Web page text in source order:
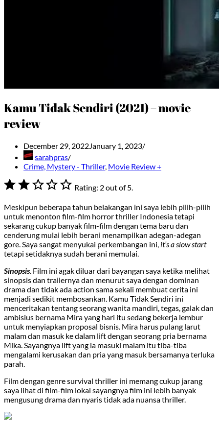
Kamu Tidak Sendiri (2021) – movie
review
December 29, 2022January 1, 2023
sarahpras
Crime, Mystery - Thriller, Movie Review +
Rating: 2 out of 5.
Meskipun beberapa tahun belakangan ini saya lebih pilih-pilih
untuk menonton film-film horror thriller Indonesia tetapi
sekarang cukup banyak film-film dengan tema baru dan
cenderung mulai lebih berani menampilkan adegan-adegan
gore. Saya sangat menyukai perkembangan ini, it’s a slow start
tetapi setidaknya sudah berani memulai.
Sinopsis. Film ini agak diluar dari bayangan saya ketika melihat
sinopsis dan trailernya dan menurut saya dengan dominan
drama dan tidak ada action sama sekali membuat cerita ini
menjadi sedikit membosankan. Kamu Tidak Sendiri ini
menceritakan tentang seorang wanita mandiri, tegas, galak dan
ambisius bernama Mira yang hari itu sedang bekerja lembur
untuk menyiapkan proposal bisnis. Mira harus pulang larut
malam dan masuk ke dalam lift dengan seorang pria bernama
Mika. Sayangnya lift yang ia masuki malam itu tiba-tiba
mengalami kerusakan dan pria yang masuk bersamanya terluka
parah.
Film dengan genre survival thriller ini memang cukup jarang
saya lihat di film-film lokal sayangnya film ini lebih banyak
mengusung drama dan nyaris tidak ada nuansa thriller.